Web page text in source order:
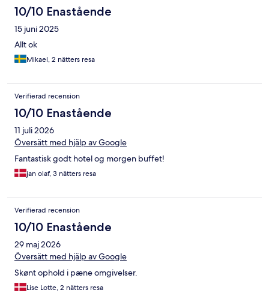
10/10 Enastående
15 juni 2025
Allt ok
Mikael, 2 nätters resa
Verifierad recension
10/10 Enastående
11 juli 2026
Översätt med hjälp av Google
Fantastisk godt hotel og morgen buffet!
jan olaf, 3 nätters resa
Verifierad recension
10/10 Enastående
29 maj 2026
Översätt med hjälp av Google
Skønt ophold i pæne omgivelser.
Lise Lotte, 2 nätters resa